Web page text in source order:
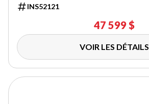
INS52121
47 599 $
VOIR LES DÉTAILS